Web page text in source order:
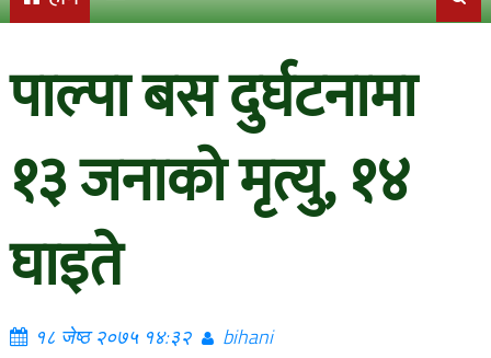
पाल्पा बस दुर्घटनामा
१३ जनाको मृत्यु, १४
घाइते
१८ जेष्ठ २०७५ १४:३२ bihani